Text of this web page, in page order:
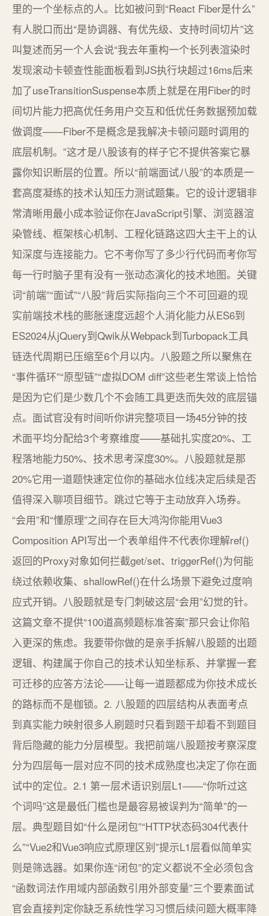
里的一个坐标点的人。比如被问到“React Fiber是什么”
有人脱口而出“是协调器、有优先级、支持时间切片”这
叫复述而另一个人会说“我去年重构一个长列表渲染时
发现滚动卡顿查性能面板看到JS执行块超过16ms后来
加了useTransitionSuspense本质上就是在用Fiber的时
间切片能力把高优任务用户交互和低优任务数据预加载
做调度——Fiber不是概念是我解决卡顿问题时调用的
底层机制。”这才是八股该有的样子它不提供答案它暴
露你知识断层的位置。所以“前端面试八股”的本质是一
套高度凝练的技术认知压力测试题集。它的设计逻辑非
常清晰用最小成本验证你在JavaScript引擎、浏览器渲
染管线、框架核心机制、工程化链路这四大主干上的认
知深度与连接能力。它不考你写了多少行代码而考你写
每一行时脑子里有没有一张动态演化的技术地图。关键
词“前端”“面试”“八股”背后实际指向三个不可回避的现
实前端技术栈的膨胀速度远超个人消化能力从ES6到
ES2024从jQuery到Qwik从Webpack到Turbopack工具
链迭代周期已压缩至6个月以内。八股题之所以聚焦在
“事件循环”“原型链”“虚拟DOM diff”这些老生常谈上恰恰
是因为它们是少数几个不会随工具更迭而失效的底层锚
点。面试官没有时间听你讲完整项目一场45分钟的技
术面平均分配给3个考察维度——基础扎实度20%、工
程落地能力50%、技术思考深度30%。八股题就是那
20%它用一道题快速定位你的基础水位线决定后续是否
值得深入聊项目细节。跳过它等于主动放弃入场券。
“会用”和“懂原理”之间存在巨大鸿沟你能用Vue3
Composition API写出一个表单组件不代表你理解ref()
返回的Proxy对象如何拦截get/set、triggerRef()为何能
绕过依赖收集、shallowRef()在什么场景下避免过度响
应式开销。八股题就是专门刺破这层“会用”幻觉的针。
这篇文章不提供“100道高频题标准答案”那只会让你陷
入更深的焦虑。我要带你做的是亲手拆解八股题的出题
逻辑、构建属于你自己的技术认知坐标系、并掌握一套
可迁移的应答方法论——让每一道题都成为你技术成长
的路标而不是枷锁。2. 八股题的四层结构从表面考点
到真实能力映射很多人刷题时只看到题干却看不到题目
背后隐藏的能力分层模型。我把前端八股题按考察深度
分为四层每一层对应不同的技术成熟度也决定了你在面
试中的定位。2.1 第一层术语识别层L1——“你听过这
个词吗”这是最低门槛也是最容易被误判为“简单”的一
层。典型题目如“什么是闭包”“HTTP状态码304代表什
么”“Vue2和Vue3响应式原理区别”提示L1层看似简单实
则是筛选器。如果你连“闭包”的定义都说不全必须包含
“函数词法作用域内部函数引用外部变量”三个要素面试
官会直接判定你缺乏系统性学习习惯后续问题大概率降